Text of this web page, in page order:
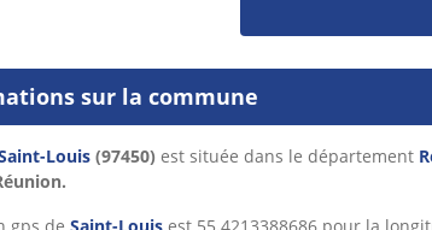
sur la commune
Louis (97450) est située dans le département